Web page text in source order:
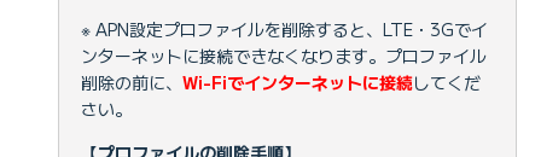
※ APN設定プロファイルを削除すると、LTE・3Gでイ
ンターネットに接続できなくなります。プロファイル
削除の前に、 Wi-Fiでインターネットに接続してくだ
さい。